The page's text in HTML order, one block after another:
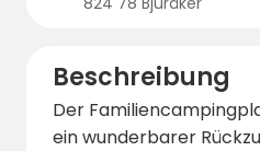
Beschreibung
Der
ein wunderbarer